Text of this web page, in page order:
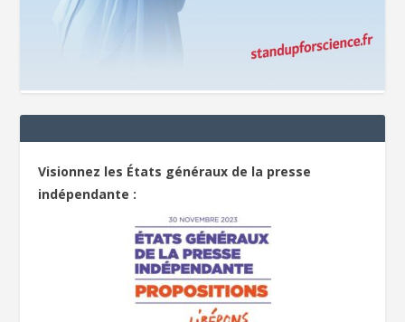
Visionnez les États généraux de la presse
indépendante :